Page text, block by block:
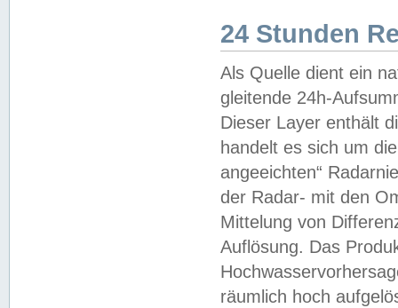
24 Stunden
Als Quelle dient ein
gleitende 24h-
Dieser Layer enthält
handelt es sich um
angeeichten“
der Radar- mit den
Mittelung von
Auflösung. Das
räumlich hoch